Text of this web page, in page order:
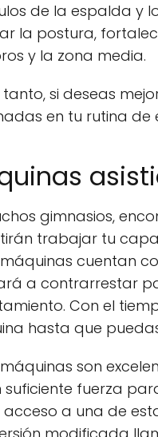
de la espalda y
la postura,
y la zona media.
tanto, si deseas
en tu rutina de
gimnasios,
trabajar tu
máquinas cuentan
a contrarrestar
Con el
hasta que
son
suficiente fuerza
acceso a una de